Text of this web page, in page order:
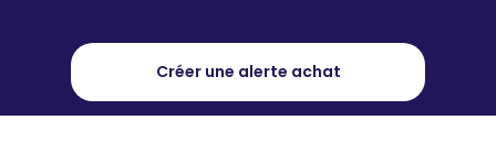
Créer une alerte achat